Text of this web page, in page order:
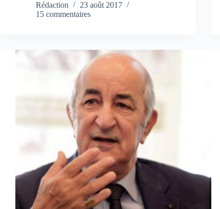
Rédaction
23 août 2017
15 commentaires